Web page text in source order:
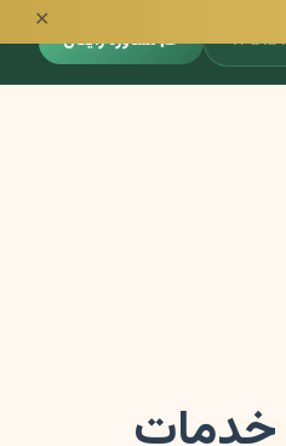
✕
🎓 مشاوره رایگان